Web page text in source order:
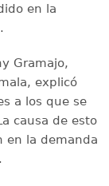
en la
Gramajo,
explicó
a los que se
causa de esto
en la demanda